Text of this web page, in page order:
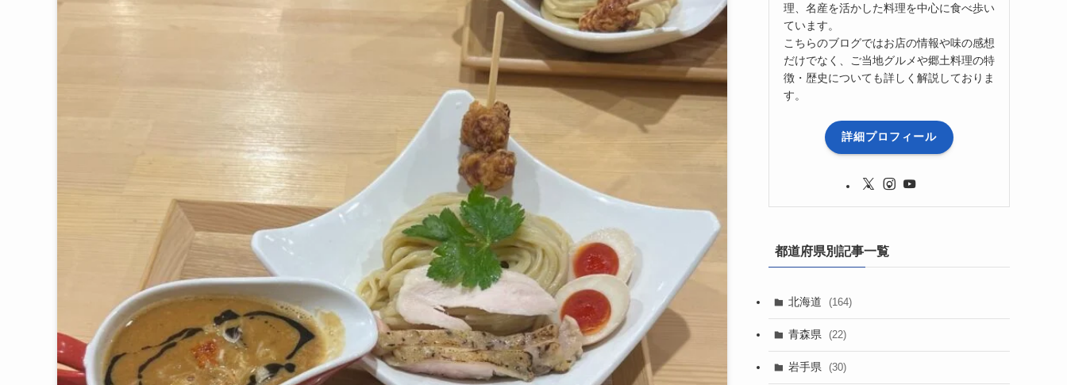
理、名産を活かした料理を中心に食べ歩い
ています。
こちらのブログではお店の情報や味の感想
だけでなく、ご当地グルメや郷土料理の特
徴・歴史についても詳しく解説しておりま
す。
詳細プロフィール
都道府県別記事一覧
北海道 (164)
青森県 (22)
岩手県 (30)